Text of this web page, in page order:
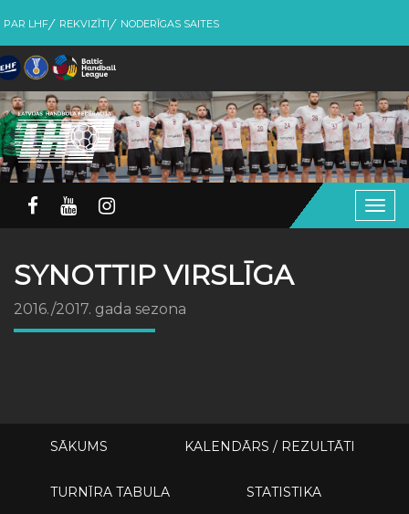
PAR LHF REKVIZĪTI NODERĪGAS SAITES
SYNOTTIP VIRSLĪGA
2016./2017. gada sezona
SĀKUMS KALENDĀRS / REZULTĀTI
TURNĪRA TABULA STATISTIKA